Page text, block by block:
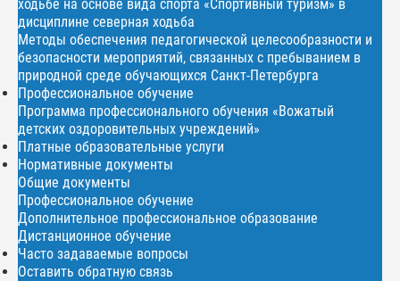
ходьбе на основе вида спорта «Спортивный туризм» в
дисциплине северная ходьба
Методы обеспечения педагогической целесообразности и
безопасности мероприятий, связанных с пребыванием в
природной среде обучающихся Санкт-Петербурга
Профессиональное обучение
Программа профессионального обучения «Вожатый
детских оздоровительных учреждений»
Платные образовательные услуги
Нормативные документы
Общие документы
Профессиональное обучение
Дополнительное профессиональное образование
Дистанционное обучение
Часто задаваемые вопросы
Оставить обратную связь